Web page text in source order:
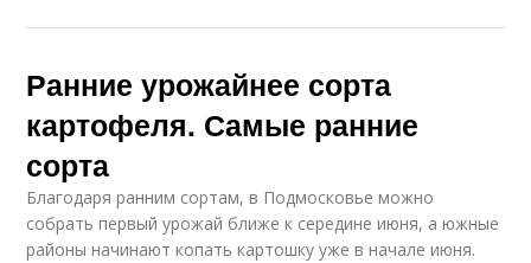
Ранние урожайнее сорта
картофеля. Самые ранние
сорта
Благодаря ранним сортам, в Подмосковье можно
собрать первый урожай ближе к середине июня, а южные
районы начинают копать картошку уже в начале июня.